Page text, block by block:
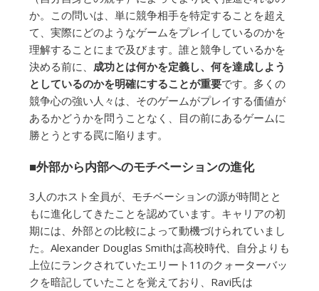
か。この問いは、単に競争相手を特定することを超え
て、実際にどのようなゲームをプレイしているのかを
理解することにまで及びます。誰と競争しているかを
決める前に、 成功とは何かを定義し、何を達成しよう
としているのかを明確にすることが重要です。多くの
競争心の強い人々は、そのゲームがプレイする価値が
あるかどうかを問うことなく、目の前にあるゲームに
勝とうとする罠に陥ります。
■外部から内部へのモチベーションの進化
3人のホスト全員が、モチベーションの源が時間とと
もに進化してきたことを認めています。キャリアの初
期には、外部との比較によって動機づけられていまし
た。Alexander Douglas Smithは高校時代、自分よりも
上位にランクされていたエリート11のクォーターバッ
クを暗記していたことを覚えており、Ravi氏は